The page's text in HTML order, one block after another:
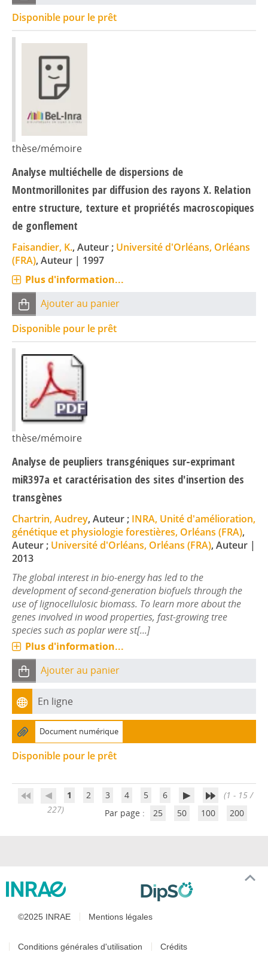
Disponible pour le prêt
thèse/mémoire
Analyse multiéchelle de dispersions de
Montmorillonites par diffusion des rayons X. Relation
entre structure, texture et propriétés macroscopiques
de gonflement
Faisandier, K., Auteur ; Université d'Orléans, Orléans
(FRA), Auteur | 1997
Plus d'information...
Ajouter au panier
Disponible pour le prêt
thèse/mémoire
Analyse de peupliers transgéniques sur-exprimant
miR397a et caractérisation des sites d'insertion des
transgènes
Chartrin, Audrey, Auteur ; INRA, Unité d'amélioration,
génétique et physiologie forestières, Orléans (FRA),
Auteur ; Université d'Orléans, Orléans (FRA), Auteur |
2013
The global interest in bio-energy has led to the
development of second-generation biofuels through the
use of lignocellulosic biomass. To learn more about the
genes involved in wood properties, fast-growing tree
species such as poplar were st[...]
Plus d'information...
Ajouter au panier
En ligne
Document numérique
Disponible pour le prêt
1 2 3 4 5 6
(1 - 15 /
227)
Par page : 25 50 100 200
©2025 INRAE Mentions légales
Conditions générales d'utilisation Crédits